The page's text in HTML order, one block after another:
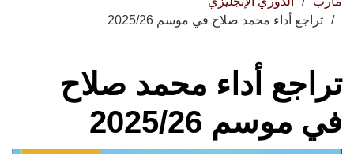
تراجع أداء محمد صلاح في موسم 2025/26
تراجع أداء محمد صلاح
في موسم 2025/26